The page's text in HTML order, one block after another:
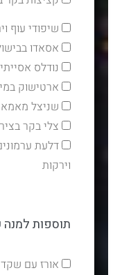
שיפודי עוף
אסאדו
נודלס
ארטישוק
שניצל
צלי בקר בציר
דלעת
וירקות
תוספות למנה
אורז עם